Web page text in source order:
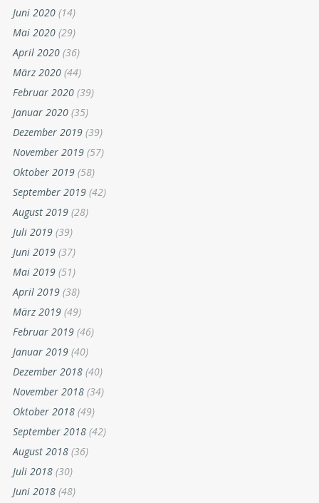
Juni 2020 (14)
Mai 2020 (29)
April 2020 (36)
März 2020 (44)
Februar 2020 (39)
Januar 2020 (35)
Dezember 2019 (39)
November 2019 (57)
Oktober 2019 (58)
September 2019 (42)
August 2019 (28)
Juli 2019 (39)
Juni 2019 (37)
Mai 2019 (51)
April 2019 (38)
März 2019 (49)
Februar 2019 (46)
Januar 2019 (40)
Dezember 2018 (40)
November 2018 (34)
Oktober 2018 (49)
September 2018 (42)
August 2018 (36)
Juli 2018 (30)
Juni 2018 (48)